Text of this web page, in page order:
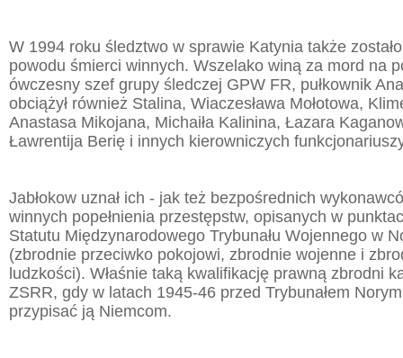
W 1994 roku śledztwo w sprawie Katynia także
powodu śmierci winnych. Wszelako winą za mord na
ówczesny szef grupy śledczej GPW FR, pułkownik
obciążył również Stalina, Wiaczesława Mołotowa,
Anastasa Mikojana, Michaiła Kalinina, Łazara
Ławrentija Berię i innych kierowniczych
Jabłokow uznał ich - jak też bezpośrednich
winnych popełnienia przestępstw, opisanych w
Statutu Międzynarodowego Trybunału Wojennego w
(zbrodnie przeciwko pokojowi, zbrodnie wojenne i
ludzkości). Właśnie taką kwalifikację prawną zbrodni
ZSRR, gdy w latach 1945-46 przed Trybunałem
przypisać ją Niemcom.